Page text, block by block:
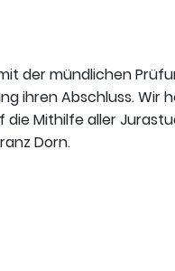
der mündlichen
ihren Abschluss. Wir
die Mithilfe aller
Dorn.